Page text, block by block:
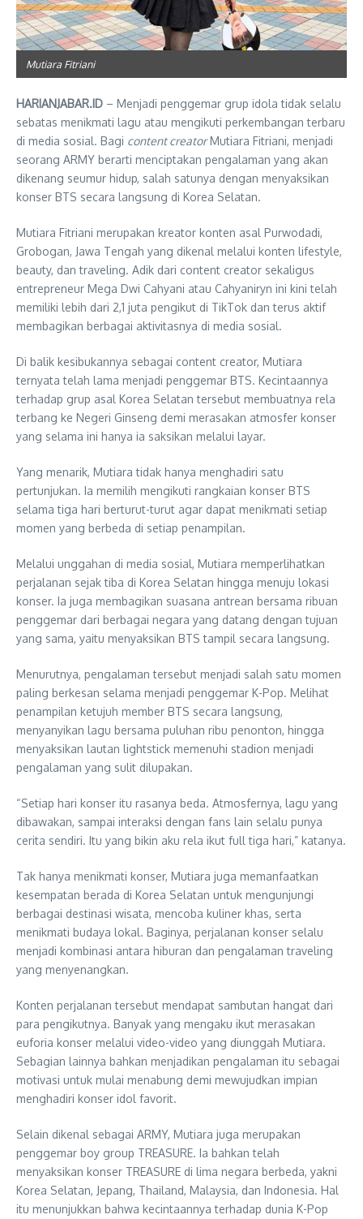
Mutiara Fitriani
HARIANJABAR.ID – Menjadi penggemar grup idola tidak selalu
sebatas menikmati lagu atau mengikuti perkembangan terbaru
di media sosial. Bagi content creatorMutiara Fitriani, menjadi
seorang ARMY berarti menciptakan pengalaman yang akan
dikenang seumur hidup, salah satunya dengan menyaksikan
konser BTS secara langsung di Korea Selatan.
Mutiara Fitriani merupakan kreator konten asal Purwodadi,
Grobogan, Jawa Tengah yang dikenal melalui konten lifestyle,
beauty, dan traveling. Adik dari content creator sekaligus
entrepreneur Mega Dwi Cahyani atau Cahyaniryn ini kini telah
memiliki lebih dari 2,1 juta pengikut di TikTok dan terus aktif
membagikan berbagai aktivitasnya di media sosial.
Di balik kesibukannya sebagai content creator, Mutiara
ternyata telah lama menjadi penggemar BTS. Kecintaannya
terhadap grup asal Korea Selatan tersebut membuatnya rela
terbang ke Negeri Ginseng demi merasakan atmosfer konser
yang selama ini hanya ia saksikan melalui layar.
Yang menarik, Mutiara tidak hanya menghadiri satu
pertunjukan. Ia memilih mengikuti rangkaian konser BTS
selama tiga hari berturut-turut agar dapat menikmati setiap
momen yang berbeda di setiap penampilan.
Melalui unggahan di media sosial, Mutiara memperlihatkan
perjalanan sejak tiba di Korea Selatan hingga menuju lokasi
konser. Ia juga membagikan suasana antrean bersama ribuan
penggemar dari berbagai negara yang datang dengan tujuan
yang sama, yaitu menyaksikan BTS tampil secara langsung.
Menurutnya, pengalaman tersebut menjadi salah satu momen
paling berkesan selama menjadi penggemar K-Pop. Melihat
penampilan ketujuh member BTS secara langsung,
menyanyikan lagu bersama puluhan ribu penonton, hingga
menyaksikan lautan lightstick memenuhi stadion menjadi
pengalaman yang sulit dilupakan.
“Setiap hari konser itu rasanya beda. Atmosfernya, lagu yang
dibawakan, sampai interaksi dengan fans lain selalu punya
cerita sendiri. Itu yang bikin aku rela ikut full tiga hari,” katanya.
Tak hanya menikmati konser, Mutiara juga memanfaatkan
kesempatan berada di Korea Selatan untuk mengunjungi
berbagai destinasi wisata, mencoba kuliner khas, serta
menikmati budaya lokal. Baginya, perjalanan konser selalu
menjadi kombinasi antara hiburan dan pengalaman traveling
yang menyenangkan.
Konten perjalanan tersebut mendapat sambutan hangat dari
para pengikutnya. Banyak yang mengaku ikut merasakan
euforia konser melalui video-video yang diunggah Mutiara.
Sebagian lainnya bahkan menjadikan pengalaman itu sebagai
motivasi untuk mulai menabung demi mewujudkan impian
menghadiri konser idol favorit.
Selain dikenal sebagai ARMY, Mutiara juga merupakan
penggemar boy group TREASURE. Ia bahkan telah
menyaksikan konser TREASURE di lima negara berbeda, yakni
Korea Selatan, Jepang, Thailand, Malaysia, dan Indonesia. Hal
itu menunjukkan bahwa kecintaannya terhadap dunia K-Pop